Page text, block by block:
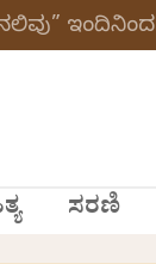
ಇಂದಿನಿಂದ
ಸರಣಿ